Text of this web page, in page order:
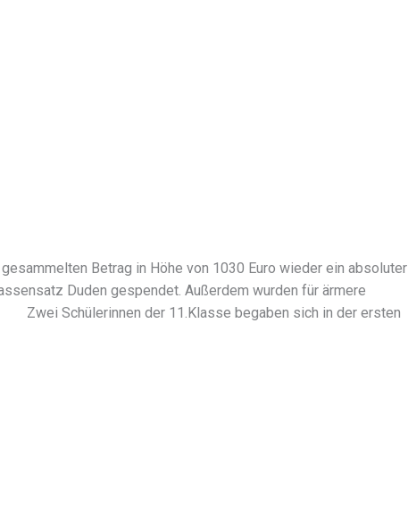
Betrag in Höhe von 1030 Euro wieder ein absoluter
Duden gespendet. Außerdem wurden für ärmere
der 11.Klasse begaben sich in der ersten